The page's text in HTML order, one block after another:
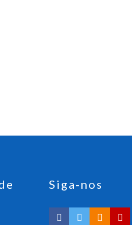
Siga-nos